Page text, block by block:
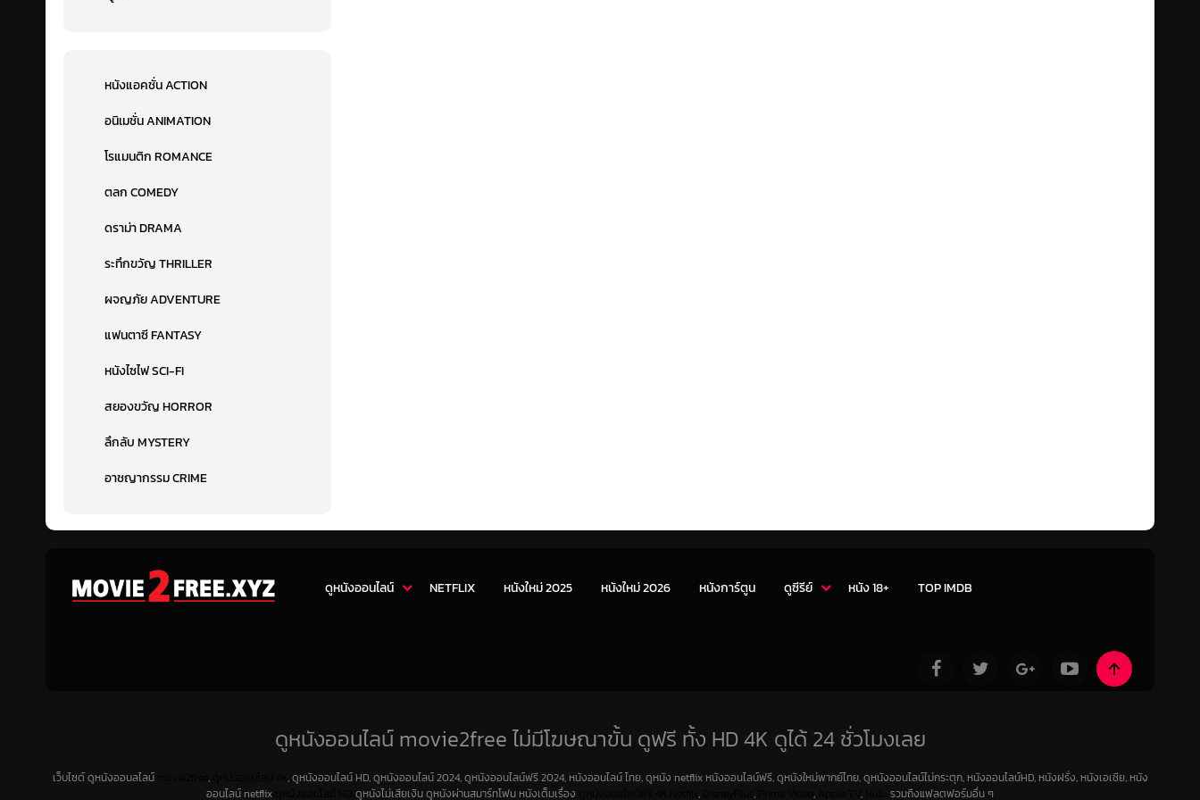
หนังแอคชั่น ACTION
อนิเมชั่น ANIMATION
โรแมนติก ROMANCE
ตลก COMEDY
ดราม่า DRAMA
ระทึกขวัญ THRILLER
ผจญภัย ADVENTURE
แฟนตาซี FANTASY
หนังไซไฟ SCI-FI
สยองขวัญ HORROR
ลึกลับ MYSTERY
อาชญากรรม CRIME
ดูหนังออนไลน์ NETFLIX หนังใหม่ 2025 หนังใหม่ 2026 หนังการ์ตูน ดูซีรีย์ หนัง 18+ TOP IMDB
ดูหนังออนไลน์ movie2free ไม่มีโฆษณาขั้น ดูฟรี ทั้ง HD 4K ดูได้ 24 ชั่วโมงเลย
เว็บไซต์ ดูหนังออนลไลน์ ,
, ดูหนังออนไลน์ HD, ดูหนังออนไลน์ 2024, ดูหนังออนไลน์ฟรี 2024, หนังออนไลน์ ไทย, ดูหนัง netflix หนังออนไลน์ฟรี, ดูหนังใหม่พากย์ไทย, ดูหนังออนไลน์ไม่กระตุก, หนังออนไลน์HD, หนังฝรั่ง, หนังเอเชีย, หนัง
ออนไลน์ netflix
ดูหนังไม่เสียเงิน ดูหนังผ่านสมาร์ทโฟน หนังเต็มเรื่อง , , , , รวมถึงแฟลตฟอร์มอื่น ๆ